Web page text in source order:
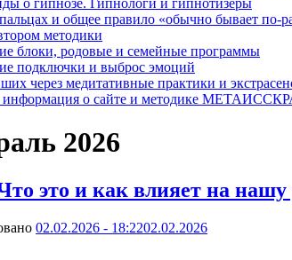
о гипнозе. Гипнологи и гипнотизеры
и общее правило «обычно бывает по-
методики
блоки, родовые и семейные программы
подключки и выброс эмоций
через медитативные практики и
информация о сайте и методике
2026
это и как влияет на нашу
02.02.2026 - 18:2202.02.2026